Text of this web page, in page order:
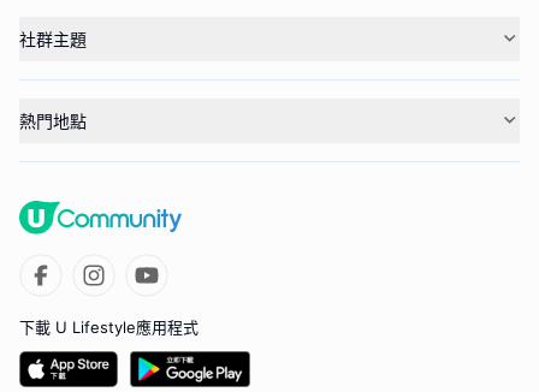
社群主題
熱門地點
下載 U Lifestyle應用程式